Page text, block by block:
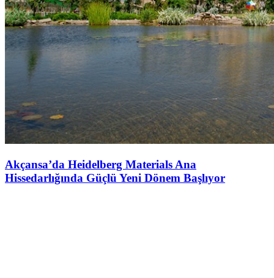
Akçansa’da Heidelberg Materials Ana
Hissedarlığında Güçlü Yeni Dönem Başlıyor